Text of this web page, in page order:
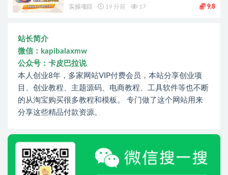
实操项目 19 分前 17 9.8
站长简介
微信：kapibalaxmw
公众号：卡皮巴拉说
本人创业8年，多家网站VIP付费会员，本站分享创业项
目、创业教程、主题源码、电商教程、工具软件等也不断
的从淘宝购买很多教程和模板。 专门做了这个网站用来
分享这些精品付款资源。